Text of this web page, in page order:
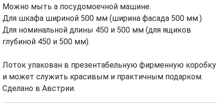
Можно мыть а посудомоечной машине.
Для шкафа шириной 500 мм (ширина фасада 500 мм.)
Для номинальной длины 450 и 500 мм (для ящиков
глубиной 450 и 500 мм).
Лоток упакован в презентабельную фирменную коробку
и может служить красивым и практичным подарком.
Сделано в Австрии.